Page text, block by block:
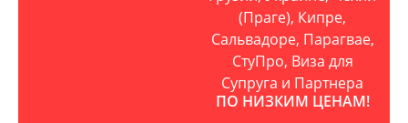
(Праге), Кипре,
Сальвадоре, Парагвае,
СтуПро, Виза для
Супруга и Партнера
ПО НИЗКИМ ЦЕНАМ!